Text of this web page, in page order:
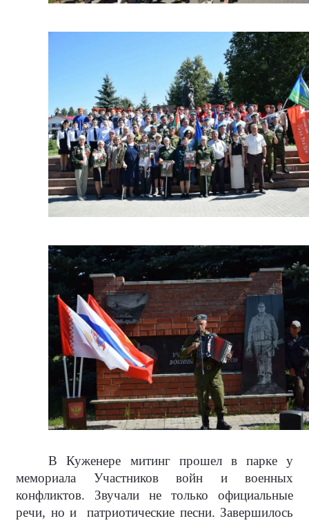
В Куженере митинг прошел в парке у
мемориала Участников войн и военных
конфликтов. Звучали не только официальные
речи, но и
патриотические песни. Завершилось